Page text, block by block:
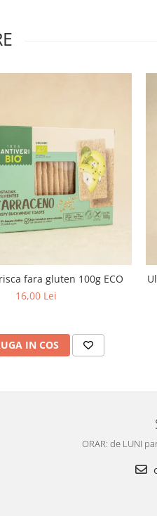
fara gluten 100g ECO
16,00 Lei
IN COS
ORAR: de LUNI